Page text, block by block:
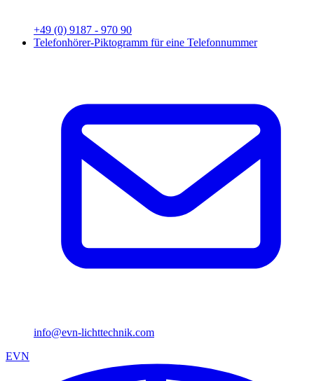
+49 (0) 9187 - 970 90
Telefonhörer-Piktogramm für eine Telefonnummer
info@evn-lichttechnik.com
EVN